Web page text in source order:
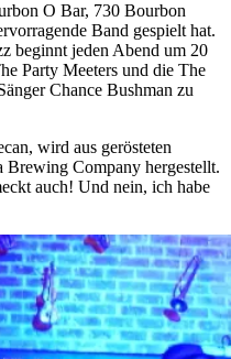
O Bar, 730 Bourbon
Band gespielt hat.
beginnt jeden Abend um 20
Party Meeters und die The
Chance Bushman zu
wird aus gerösteten
Brewing Company hergestellt.
auch! Und nein, ich habe